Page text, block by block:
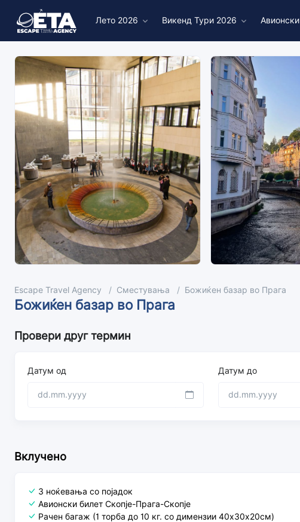
Лето 2026 Викенд Тури 2026 Авионски
Escape Travel Agency Сместувања Божиќен базар во Прага
Божиќен базар во Прага
Провери друг термин
Датум од Датум до
Вклучено
3 ноќевања со појадок
Авионски билет Скопје-Прага-Скопје
Рачен багаж (1 торба до 10 кг. со димензии 40х30х20см)